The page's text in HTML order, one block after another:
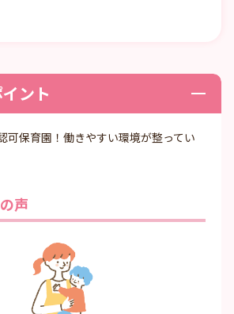
ント
可保育園！働きやすい環境が整ってい
声